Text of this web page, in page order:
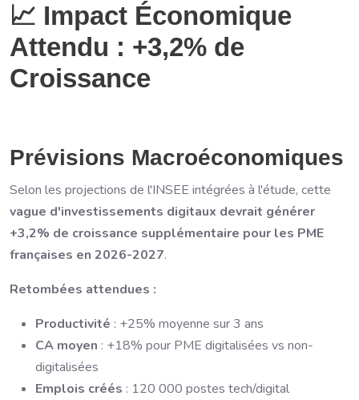
📈 Impact Économique
Attendu : +3,2% de
Croissance
Prévisions Macroéconomiques
Selon les projections de l'INSEE intégrées à l'étude, cette
vague d'investissements digitaux devrait générer
+3,2% de croissance supplémentaire pour les PME
françaises en 2026-2027.
Retombées attendues :
Productivité : +25% moyenne sur 3 ans
CA moyen : +18% pour PME digitalisées vs non-
digitalisées
Emplois créés : 120 000 postes tech/digital